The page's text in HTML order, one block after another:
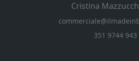
Cristina
351 9744 943